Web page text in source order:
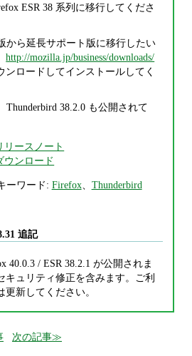
ESR 38 系列に移行してくださ
から延長サポート版に移行したい
http://mozilla.jp/business/downloads/
ンロードしてインストールしてく
Thunderbird 38.2.0 も公開されて
リースノート
ウンロード
ーワード: Firefox、 Thunderbird
追記
40.0.3 / ESR 38.2.1 が公開されま
キュリティ修正を含みます。ご利
更新してください。
次の記事